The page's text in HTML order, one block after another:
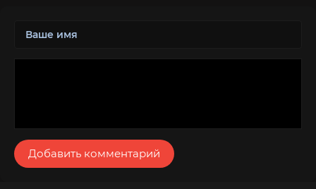
Добавить комментарий